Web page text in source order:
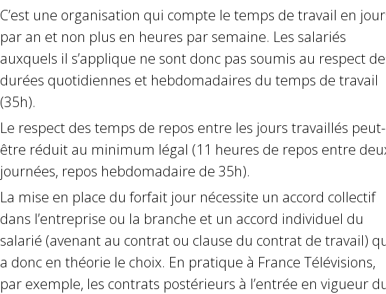
C’est une organisation qui compte le temps de travail en
par an et non plus en heures par semaine. Les salariés
auxquels il s’applique ne sont donc pas soumis au respect
durées quotidiennes et hebdomadaires du temps de travail
(35h).
Le respect des temps de repos entre les jours travaillés peut-
être réduit au minimum légal (11 heures de repos entre
journées, repos hebdomadaire de 35h).
La mise en place du forfait jour nécessite un accord collectif
dans l’entreprise ou la branche et un accord individuel du
salarié (avenant au contrat ou clause du contrat de travail)
a donc en théorie le choix. En pratique à France Télévisions,
par exemple, les contrats postérieurs à l’entrée en vigueur